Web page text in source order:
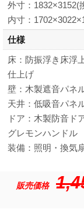
外寸：1832×3152(
内寸：
仕様
床：防振浮き床浮
仕上げ
壁：木製遮音パネ
天井：低吸音パネ
ドア：木製防音ド
グレモンハンドル
装備：照明・換気
販売価格